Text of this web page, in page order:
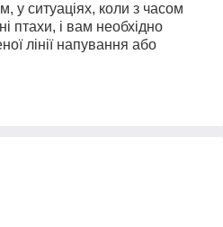
у ситуаціях, коли з часом
птахи, і вам необхідно
лінії напування або